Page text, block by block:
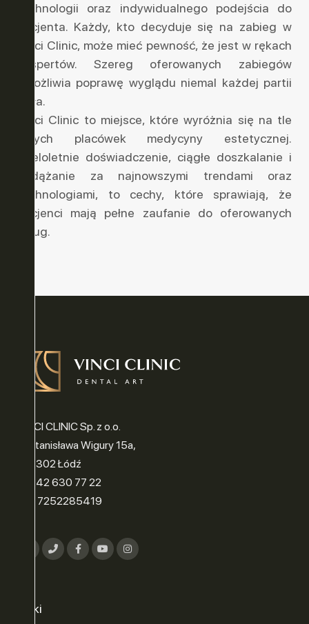
technologii oraz indywidualnego podejścia do
pacjenta. Każdy, kto decyduje się na zabieg w
Vinci Clinic, może mieć pewność, że jest w rękach
ekspertów. Szereg oferowanych zabiegów
umożliwia poprawę wyglądu niemal każdej partii
ciała.
Vinci Clinic to miejsce, które wyróżnia się na tle
innych placówek medycyny estetycznej.
Wieloletnie doświadczenie, ciągłe doszkalanie i
podążanie za najnowszymi trendami oraz
technologiami, to cechy, które sprawiają, że
pacjenci mają pełne zaufanie do oferowanych
usług.
VINCI CLINIC Sp. z o.o.
ul. Stanisława Wigury 15a,
90-302 Łódź
tel.: 42 630 77 22
NIP: 7252285419
Linki